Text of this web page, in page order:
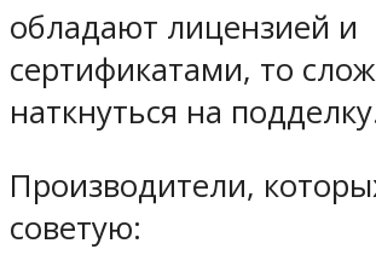
обладают лицензией и
сертификатами, то
наткнуться на
Производители,
советую: